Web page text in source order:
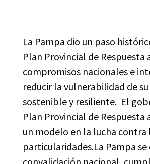
La Pampa dio un paso
Plan Provincial de
compromisos nacionales e
reducir la vulnerabilidad de
sostenible y resiliente. El
Plan Provincial de
un modelo en la lucha contra
particularidades.La Pampa